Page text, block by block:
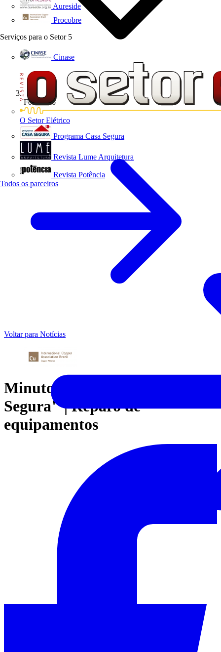
Aureside
Procobre
Serviços para o Setor 5
Cinase
O Setor Elétrico
Programa Casa Segura
Revista Lume Arquitetura
Revista Potência
Todos os parceiros
Formativo
Voltar para Notícias
Minuto "Programa Casa
Segura" | Reparo de
equipamentos